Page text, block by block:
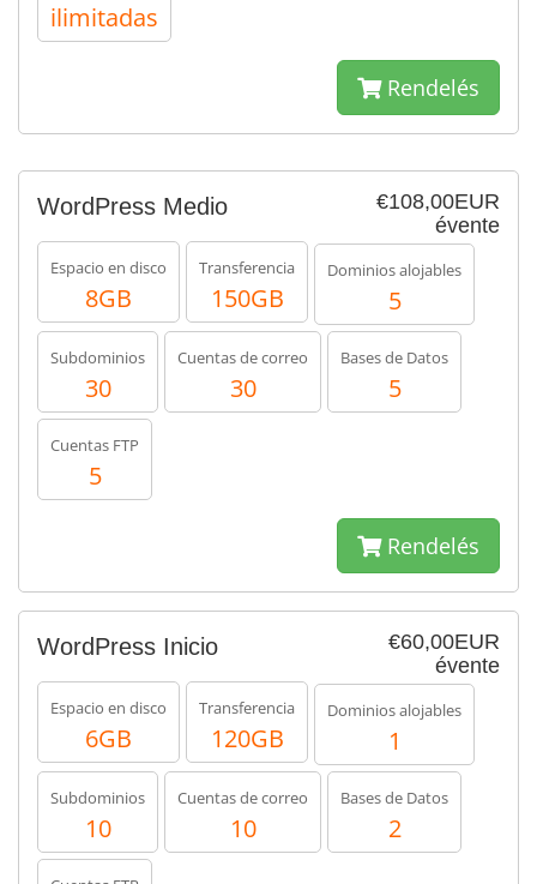
ilimitadas
Rendelés
€108,00EUR
évente
WordPress Medio
Espacio en disco
8GB
Transferencia
150GB
Dominios alojables
5
Subdominios
30
Cuentas de correo
30
Bases de Datos
5
Cuentas FTP
5
Rendelés
€60,00EUR
évente
WordPress Inicio
Espacio en disco
6GB
Transferencia
120GB
Dominios alojables
1
Subdominios
10
Cuentas de correo
10
Bases de Datos
2